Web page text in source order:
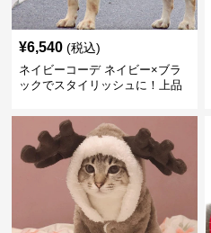
¥6,540 (税込)
ネイビーコーデ ネイビー×ブラ
ックでスタイリッシュに！上品